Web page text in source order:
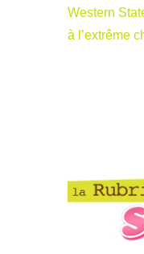
Western
à l’extrême